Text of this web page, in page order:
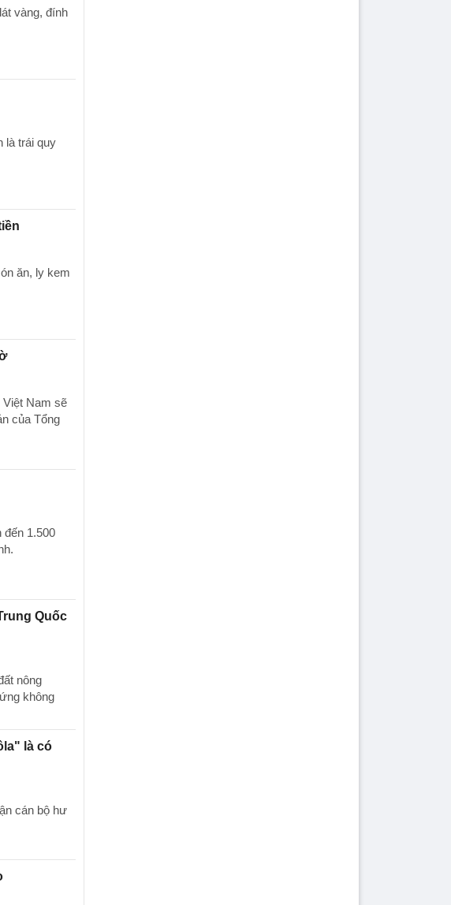
vàng, đính
là trái quy
ăn, ly kem
Việt Nam sẽ
của Tổng
đến 1.500
Quốc
nông
không
là có
cán bộ hư